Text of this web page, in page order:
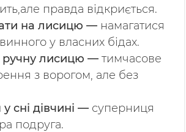
правда відкриється.
на лисицю — намагатися
у власних бідах.
ручну лисицю — тимчасове
з ворогом, але без
сні дівчині — суперниця
подруга.